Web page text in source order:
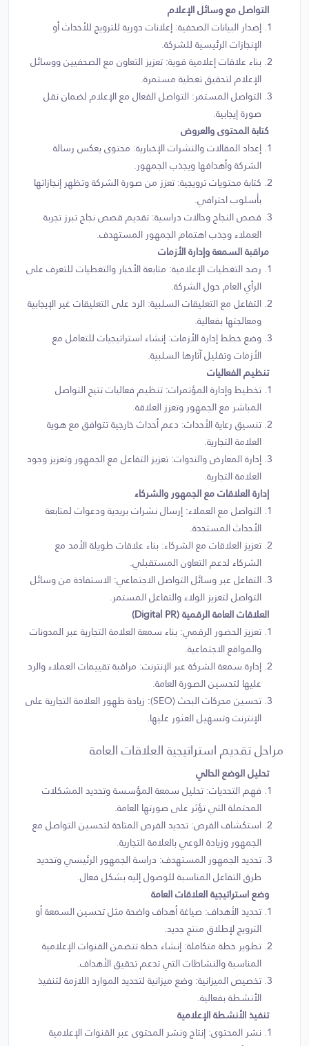
التواصل مع وسائل الإعلام
إصدار البيانات الصحفية: إعلانات دورية للترويج للأحداث أو
الإنجازات الرئيسية للشركة.
بناء علاقات إعلامية قوية: تعزيز التعاون مع الصحفيين ووسائل
الإعلام لتحقيق تغطية مستمرة.
التواصل المستمر: التواصل الفعال مع الإعلام لضمان نقل
صورة إيجابية.
كتابة المحتوى والعروض
إعداد المقالات والنشرات الإخبارية: محتوى يعكس رسالة
الشركة وأهدافها ويجذب الجمهور.
كتابة محتويات ترويجية: تعزز من صورة الشركة وتظهر إنجازاتها
بأسلوب احترافي.
قصص النجاح وحالات دراسية: تقديم قصص نجاح تبرز تجربة
العملاء وجذب اهتمام الجمهور المستهدف.
مراقبة السمعة وإدارة الأزمات
رصد التغطيات الإعلامية: متابعة الأخبار والتغطيات للتعرف على
الرأي العام حول الشركة.
التفاعل مع التعليقات السلبية: الرد على التعليقات غير الإيجابية
ومعالجتها بفعالية.
وضع خطط إدارة الأزمات: إنشاء استراتيجيات للتعامل مع
الأزمات وتقليل آثارها السلبية.
تنظيم الفعاليات
تخطيط وإدارة المؤتمرات: تنظيم فعاليات تتيح التواصل
المباشر مع الجمهور وتعزز العلاقة.
تنسيق رعاية الأحداث: دعم أحداث خارجية تتوافق مع هوية
العلامة التجارية.
إدارة المعارض والندوات: تعزيز التفاعل مع الجمهور وتعزيز وجود
العلامة التجارية.
إدارة العلاقات مع الجمهور والشركاء
التواصل مع العملاء: إرسال نشرات بريدية ودعوات لمتابعة
الأحداث المستجدة.
تعزيز العلاقات مع الشركاء: بناء علاقات طويلة الأمد مع
الشركاء لدعم التعاون المستقبلي.
التفاعل عبر وسائل التواصل الاجتماعي: الاستفادة من وسائل
التواصل لتعزيز الولاء والتفاعل المستمر.
العلاقات العامة الرقمية (Digital PR)
تعزيز الحضور الرقمي: بناء سمعة العلامة التجارية عبر المدونات
والمواقع الاجتماعية.
إدارة سمعة الشركة عبر الإنترنت: مراقبة تقييمات العملاء والرد
عليها لتحسين الصورة العامة.
تحسين محركات البحث (SEO): زيادة ظهور العلامة التجارية على
الإنترنت وتسهيل العثور عليها.
مراحل تقديم استراتيجية العلاقات العامة
تحليل الوضع الحالي
فهم التحديات: تحليل سمعة المؤسسة وتحديد المشكلات
المحتملة التي تؤثر على صورتها العامة.
استكشاف الفرص: تحديد الفرص المتاحة لتحسين التواصل مع
الجمهور وزيادة الوعي بالعلامة التجارية.
تحديد الجمهور المستهدف: دراسة الجمهور الرئيسي وتحديد
طرق التفاعل المناسبة للوصول إليه بشكل فعال.
وضع استراتيجية العلاقات العامة
تحديد الأهداف: صياغة أهداف واضحة مثل تحسين السمعة أو
الترويج لإطلاق منتج جديد.
تطوير خطة متكاملة: إنشاء خطة تتضمن القنوات الإعلامية
المناسبة والنشاطات التي تدعم تحقيق الأهداف.
تخصيص الميزانية: وضع ميزانية لتحديد الموارد اللازمة لتنفيذ
الأنشطة بفعالية.
تنفيذ الأنشطة الإعلامية
نشر المحتوى: إنتاج ونشر المحتوى عبر القنوات الإعلامية